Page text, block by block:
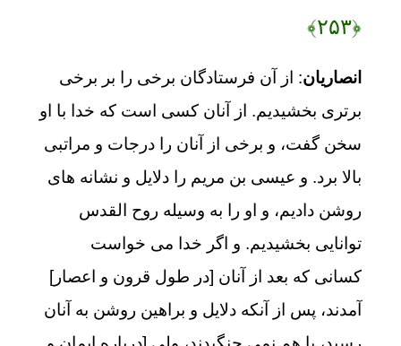
﴿۲۵۳﴾
انصاریان: از آن فرستادگان برخی را بر برخی
برتری بخشیدیم. از آنان کسی است که خدا با او
سخن گفت، و برخی از آنان را درجات و مراتبی
بالا برد. و عیسی بن مریم را دلایل و نشانه های
روشن دادیم، و او را به وسیله روح القدس
توانایی بخشیدیم. و اگر خدا می خواست
کسانی که بعد از آنان [در طول قرون و اعصار]
آمدند، پس از آنکه دلایل و براهین روشن به آنان